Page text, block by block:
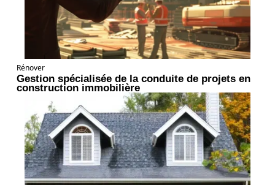
Rénover
Gestion spécialisée de la conduite de projets en
construction immobilière